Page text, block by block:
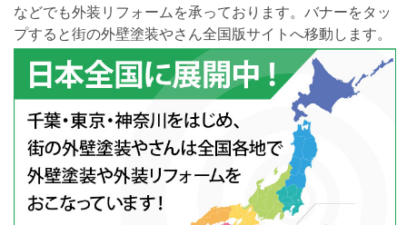
などでも外装リフォームを承っております。バナーをタッ
プすると街の外壁塗装やさん全国版サイトへ移動します。